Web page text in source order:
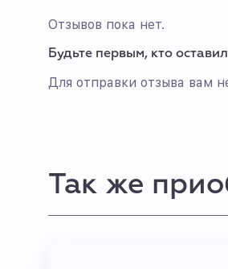
Отзывов пока нет.
Будьте первым, кто
Для отправки отзыва вам
Так же